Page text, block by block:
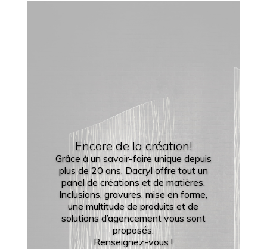
Encore de la création!
Grâce à un savoir-faire unique depuis
plus de 20 ans, Dacryl offre tout un
panel de créations et de matières.
Inclusions, gravures, mise en forme,
une multitude de produits et de
solutions d’agencement vous sont
proposés.
Renseignez-vous !